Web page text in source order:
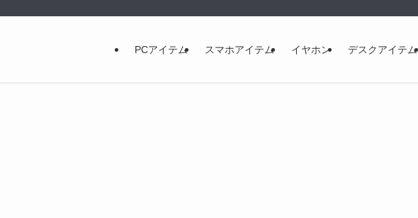
PCアイテム スマホアイテム イヤホン デスクアイテム